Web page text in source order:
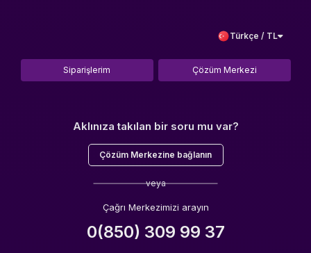
Türkçe / TL
Siparişlerim Çözüm Merkezi
Aklınıza takılan bir soru mu var?
Çözüm Merkezine bağlanın
veya
Çağrı Merkezimizi arayın
0(850) 309 99 37